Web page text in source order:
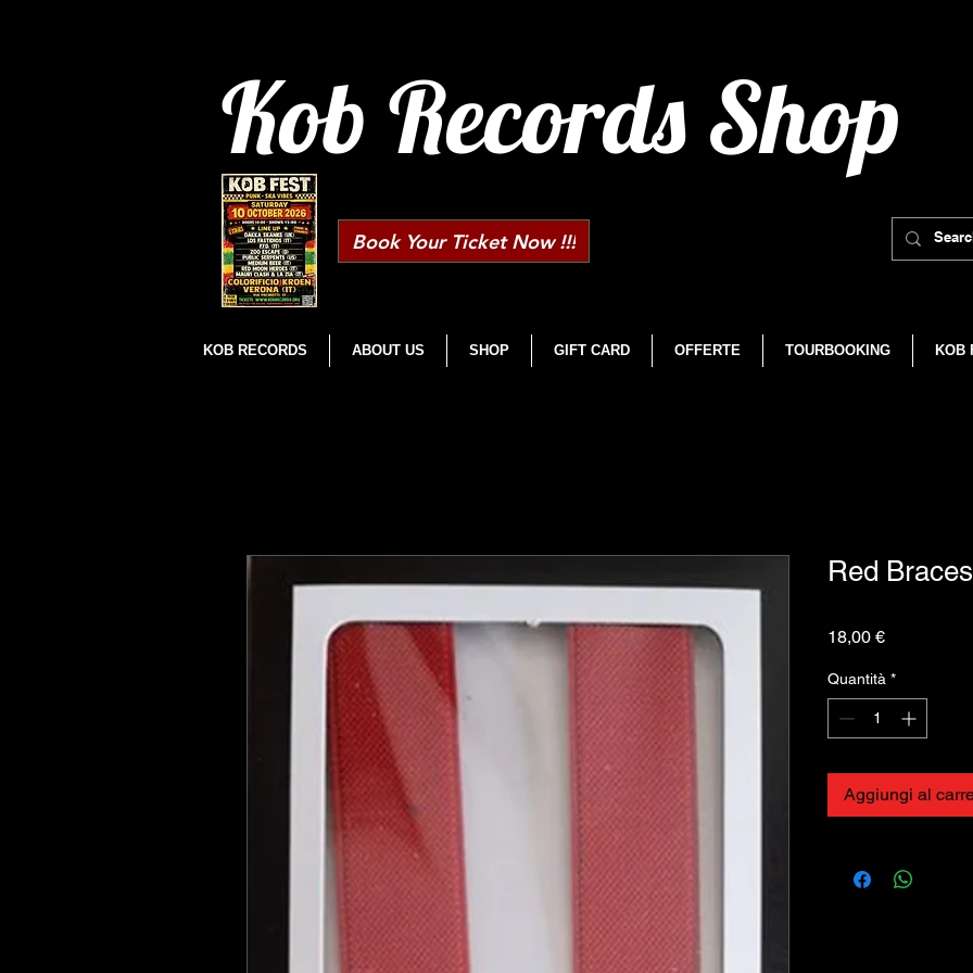
Kob Records Shop
Book Your Ticket Now !!!
KOB RECORDS ABOUT US SHOP GIFT CARD OFFERTE TOURBOOKING KOB
Red Braces
18,00 €Prezzo
Quantità *
Aggiungi al